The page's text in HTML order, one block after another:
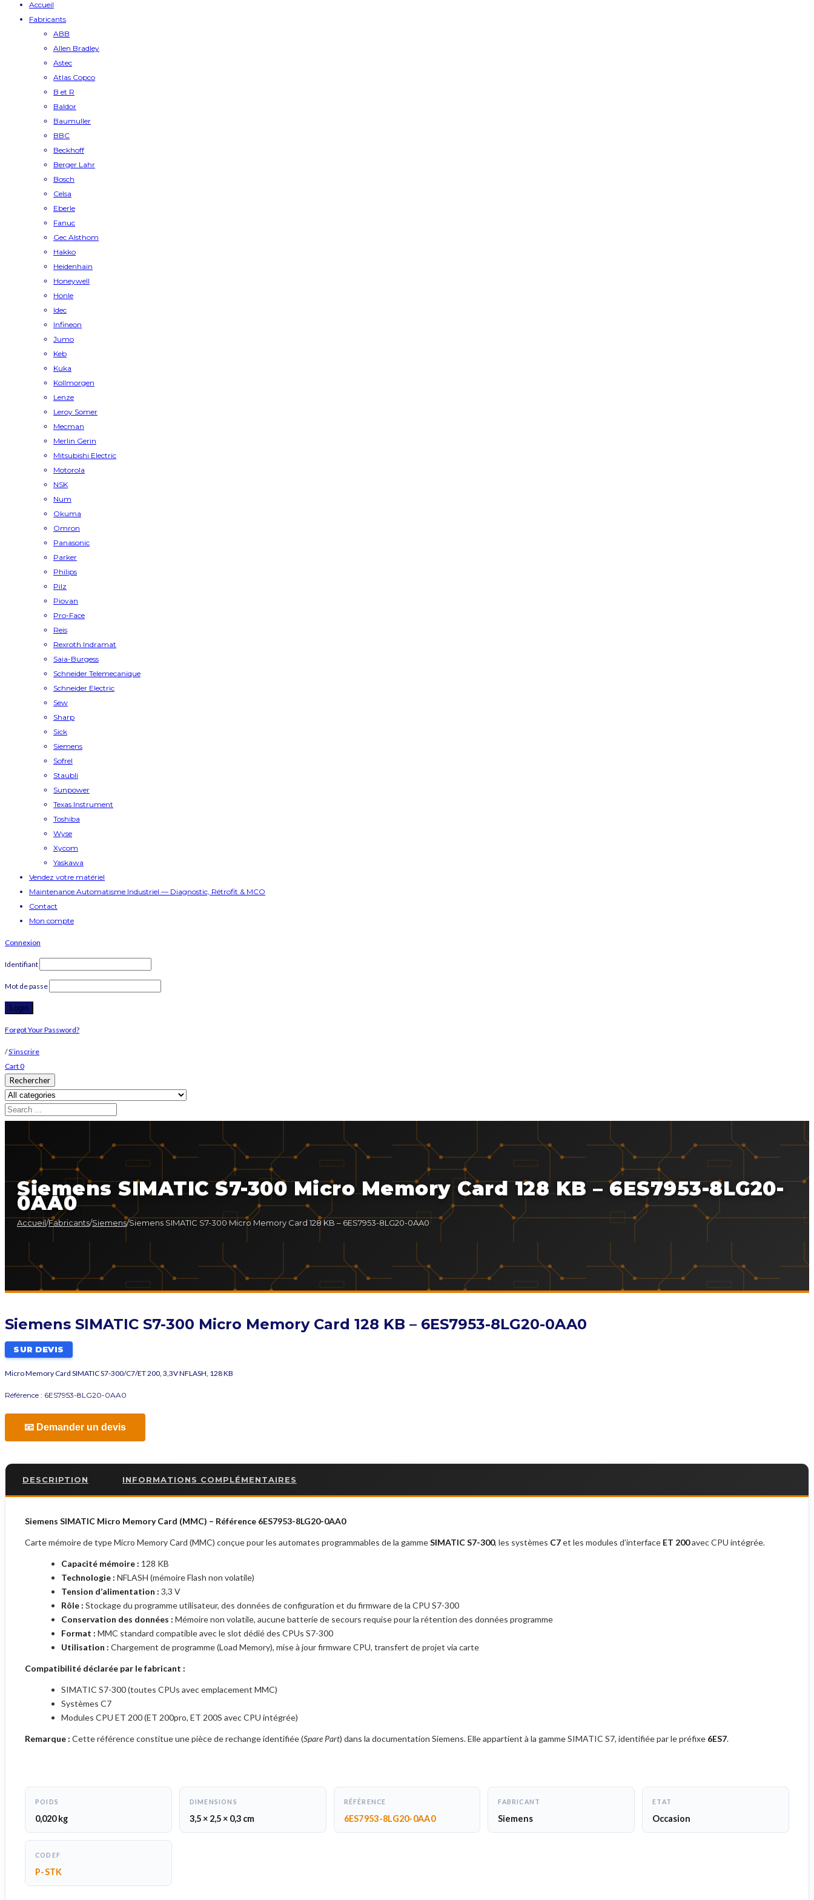
Accueil
Fabricants
ABB
Allen Bradley
Astec
Atlas Copco
B et R
Baldor
Baumuller
BBC
Beckhoff
Berger Lahr
Bosch
Celsa
Eberle
Fanuc
Gec Alsthom
Hakko
Heidenhain
Honeywell
Honle
Idec
Infineon
Jumo
Keb
Kuka
Kollmorgen
Lenze
Leroy Somer
Mecman
Merlin Gerin
Mitsubishi Electric
Motorola
NSK
Num
Okuma
Omron
Panasonic
Parker
Philips
Pilz
Piovan
Pro-Face
Reis
Rexroth Indramat
Saia-Burgess
Schneider Telemecanique
Schneider Electric
Sew
Sharp
Sick
Siemens
Sofrel
Staubli
Sunpower
Texas Instrument
Toshiba
Wyse
Xycom
Yaskawa
Vendez votre matériel
Maintenance Automatisme Industriel — Diagnostic, Rétrofit & MCO
Contact
Mon compte
Connexion
Identifiant
Mot de passe
Forgot Your Password?
/S’inscrire
Cart0
Rechercher
Siemens SIMATIC S7-300 Micro Memory Card 128 KB – 6ES7953-8LG20-
0AA0
Accueil/Fabricants/Siemens/Siemens SIMATIC S7-300 Micro Memory Card 128 KB – 6ES7953-8LG20-0AA0
Siemens SIMATIC S7-300 Micro Memory Card 128 KB – 6ES7953-8LG20-0AA0
SUR DEVIS
Micro Memory Card SIMATIC S7-300/C7/ET 200, 3,3V NFLASH, 128 KB
Référence : 6ES7953-8LG20-0AA0
📧 Demander un devis
DESCRIPTION INFORMATIONS COMPLÉMENTAIRES
Siemens SIMATIC Micro Memory Card (MMC) – Référence 6ES7953-8LG20-0AA0
Carte mémoire de type Micro Memory Card (MMC) conçue pour les automates programmables de la gammeSIMATIC S7-300, les systèmes C7et les modules d’interface ET 200avec CPU intégrée.
Capacité mémoire : 128 KB
Technologie : NFLASH (mémoire Flash non volatile)
Tension d’alimentation : 3,3 V
Rôle : Stockage du programme utilisateur, des données de configuration et du firmware de la CPU S7-300
Conservation des données : Mémoire non volatile, aucune batterie de secours requise pour la rétention des données programme
Format : MMC standard compatible avec le slot dédié des CPUs S7-300
Utilisation : Chargement de programme (Load Memory), mise à jour firmware CPU, transfert de projet via carte
Compatibilité déclarée par le fabricant :
SIMATIC S7-300 (toutes CPUs avec emplacement MMC)
Systèmes C7
Modules CPU ET 200 (ET 200pro, ET 200S avec CPU intégrée)
Remarque : Cette référence constitue une pièce de rechange identifiée (Spare Part) dans la documentation Siemens. Elle appartient à la gamme SIMATIC S7, identifiée par le préfixe 6ES7.
POIDS
0,020 kg
DIMENSIONS
3,5 × 2,5 × 0,3 cm
RÉFÉRENCE
6ES7953-8LG20-0AA0
FABRICANT
Siemens
ETAT
Occasion
CODEF
P-STK